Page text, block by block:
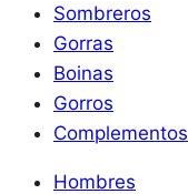
Sombreros
Gorras
Boinas
Gorros
Complementos
Hombres